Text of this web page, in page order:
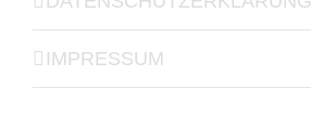
IMPRESSUM